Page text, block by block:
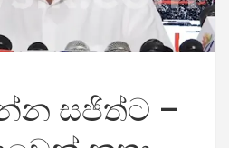
සජිත්ට –